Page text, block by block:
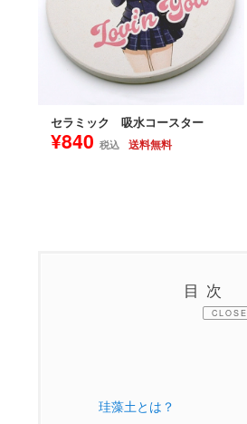
セラミック 吸水コースター
¥840 税込 送料無料
目次
CLOSE
珪藻土とは？